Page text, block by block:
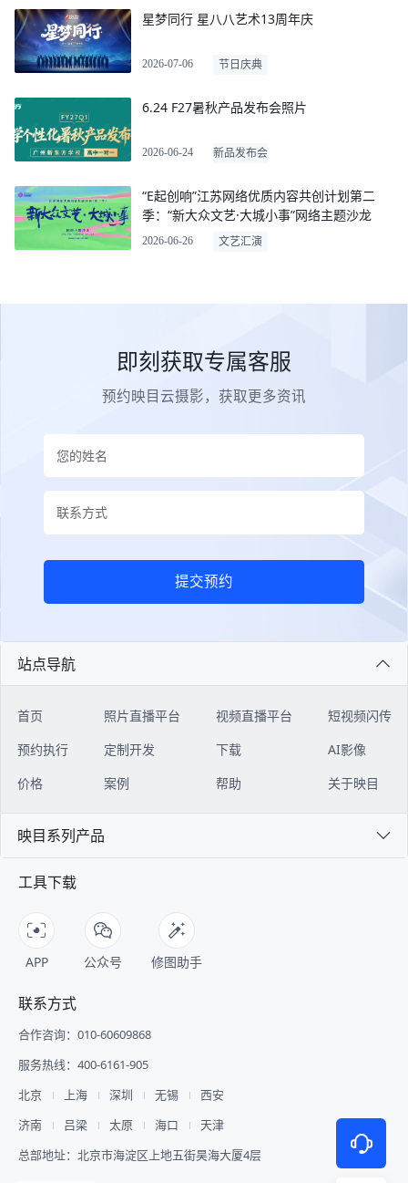
星梦同行 星八八艺术13周年庆
2026-07-06 节日庆典
6.24 F27暑秋产品发布会照片
2026-06-24 新品发布会
“E起创响”江苏网络优质内容共创计划第二
季：“新大众文艺·大城小事”网络主题沙龙
2026-06-26 文艺汇演
即刻获取专属客服
预约映目云摄影，获取更多资讯
提交预约
站点导航
首页
预约执行
价格
照片直播平台
定制开发
案例
视频直播平台
下载
帮助
短视频闪传
AI影像
关于映目
映目系列产品
工具下载
APP 公众号 修图助手
联系方式
合作咨询：010-60609868
服务热线：400-6161-905
北京
上海 深圳 无锡
西安
济南
吕梁 太原 海口
天津
总部地址：北京市海淀区上地五街昊海大厦4层